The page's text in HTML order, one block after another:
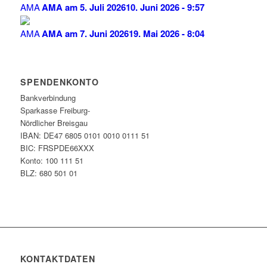
AMA am 5. Juli 202610. Juni 2026 - 9:57
AMA am 7. Juni 202619. Mai 2026 - 8:04
SPENDENKONTO
Bankverbindung
Sparkasse Freiburg-
Nördlicher Breisgau
IBAN: DE47 6805 0101 0010 0111 51
BIC: FRSPDE66XXX
Konto: 100 111 51
BLZ: 680 501 01
KONTAKTDATEN